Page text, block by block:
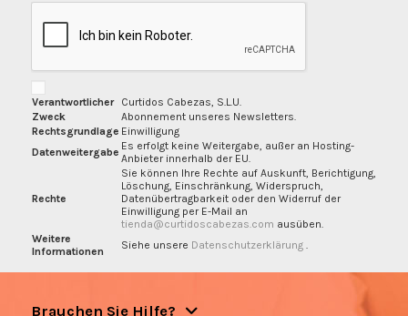
Verantwortlicher
Curtidos Cabezas, S.L.U.
Zweck
Abonnement unseres Newsletters.
Rechtsgrundlage Einwilligung
Datenweitergabe Es erfolgt keine Weitergabe, außer an Hosting-
Anbieter innerhalb der EU.
Rechte
Sie können Ihre Rechte auf Auskunft, Berichtigung,
Löschung, Einschränkung, Widerspruch,
Datenübertragbarkeit oder den Widerruf der
Einwilligung per E-Mail an
tienda@curtidoscabezas.com ausüben.
Weitere
Informationen
Siehe unsere Datenschutzerklärung
Brauchen Sie Hilfe?